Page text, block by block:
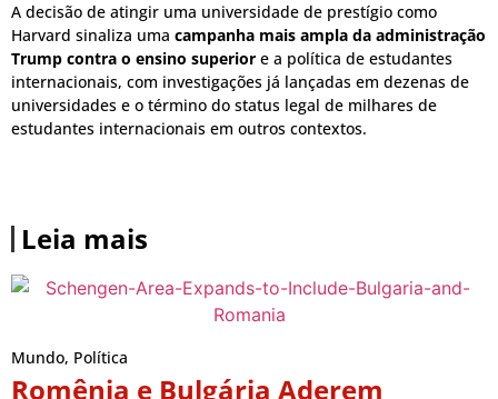
A decisão de atingir uma universidade de prestígio como
Harvard sinaliza uma campanha mais ampla da administração
Trump contra o ensino superior e a política de estudantes
internacionais, com investigações já lançadas em dezenas de
universidades e o término do status legal de milhares de
estudantes internacionais em outros contextos.
Leia mais
Mundo, Política
Romênia e Bulgária Aderem